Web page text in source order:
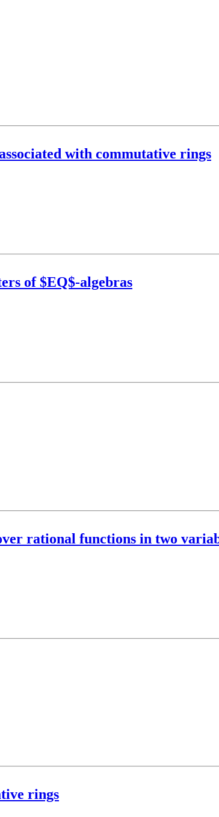
with commutative rings
of $EQ$-algebras
rational functions in two
rings